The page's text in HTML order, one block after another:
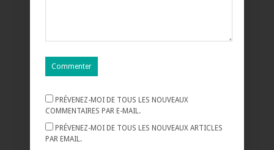
PRÉVENEZ-MOI DE TOUS LES NOUVEAUX
COMMENTAIRES PAR E-MAIL.
PRÉVENEZ-MOI DE TOUS LES NOUVEAUX ARTICLES
PAR EMAIL.